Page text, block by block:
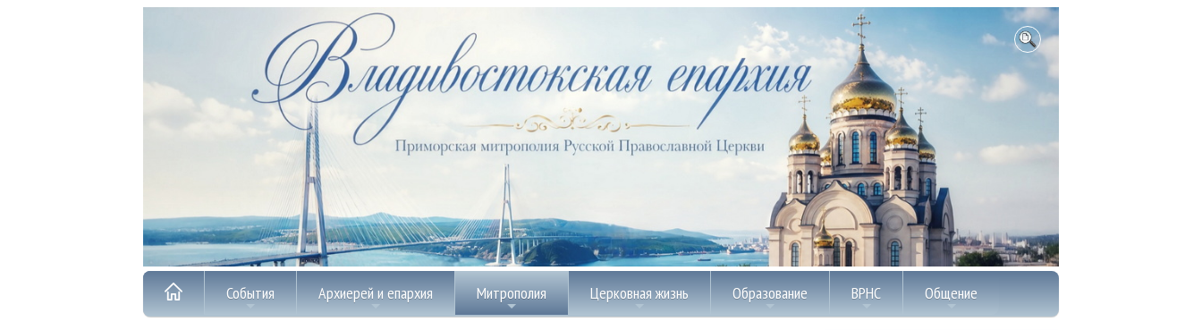
События Архиерей и епархия Митрополия Церковная жизнь Образование ВРНС Общение